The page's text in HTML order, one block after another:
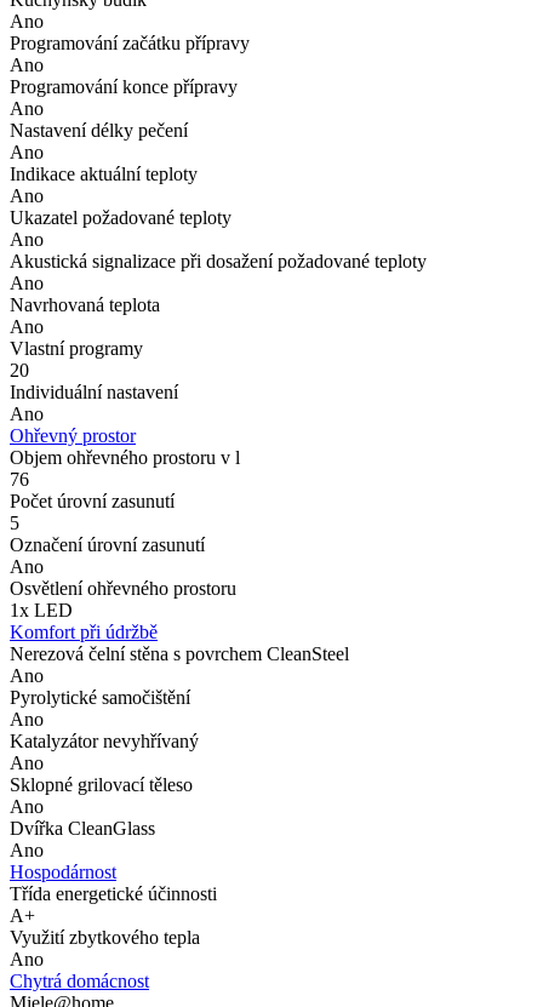
Ano
Programování začátku přípravy
Ano
Programování konce přípravy
Ano
Nastavení délky pečení
Ano
Indikace aktuální teploty
Ano
Ukazatel požadované teploty
Ano
Akustická signalizace při dosažení požadované teploty
Ano
Navrhovaná teplota
Ano
Vlastní programy
20
Individuální nastavení
Ano
Ohřevný prostor
Objem ohřevného prostoru v l
76
Počet úrovní zasunutí
5
Označení úrovní zasunutí
Ano
Osvětlení ohřevného prostoru
1x LED
Komfort při údržbě
Nerezová čelní stěna s povrchem CleanSteel
Ano
Pyrolytické samočištění
Ano
Katalyzátor nevyhřívaný
Ano
Sklopné grilovací těleso
Ano
Dvířka CleanGlass
Ano
Hospodárnost
Třída energetické účinnosti
A+
Využití zbytkového tepla
Ano
Chytrá domácnost
Miele@home